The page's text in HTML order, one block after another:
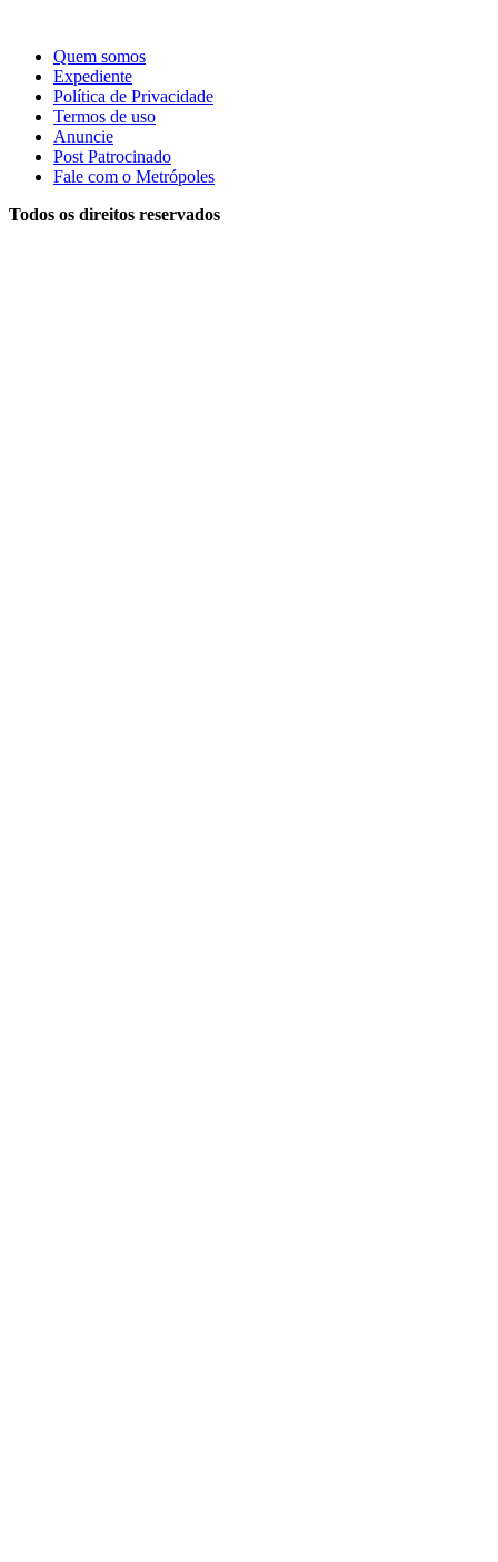
Quem somos
Expediente
Política de Privacidade
Termos de uso
Anuncie
Post Patrocinado
Fale com o Metrópoles
Todos os direitos reservados